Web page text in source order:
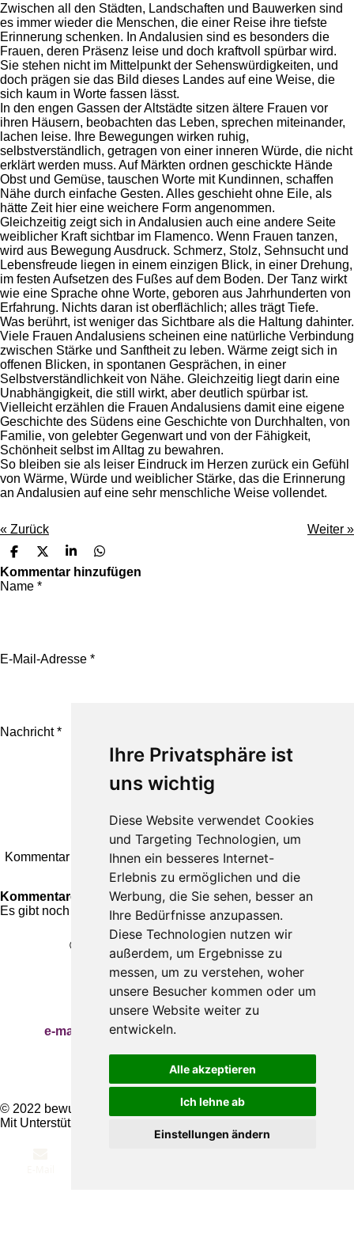
Ihre Privatsphäre ist
uns wichtig
Diese Website verwendet Cookies
und Targeting Technologien, um
Ihnen ein besseres Internet-
Erlebnis zu ermöglichen und die
Werbung, die Sie sehen, besser an
Ihre Bedürfnisse anzupassen.
Diese Technologien nutzen wir
außerdem, um Ergebnisse zu
messen, um zu verstehen, woher
unsere Besucher kommen oder um
unsere Website weiter zu
entwickeln.
Alle akzeptieren
Ich lehne ab
Einstellungen ändern
Zwischen all den Städten, Landschaften und Bauwerken sind
es immer wieder die Menschen, die einer Reise ihre tiefste
Erinnerung schenken. In Andalusien sind es besonders die
Frauen, deren Präsenz leise und doch kraftvoll spürbar wird.
Sie stehen nicht im Mittelpunkt der Sehenswürdigkeiten, und
doch prägen sie das Bild dieses Landes auf eine Weise, die
sich kaum in Worte fassen lässt.
In den engen Gassen der Altstädte sitzen ältere Frauen vor
ihren Häusern, beobachten das Leben, sprechen miteinander,
lachen leise. Ihre Bewegungen wirken ruhig,
selbstverständlich, getragen von einer inneren Würde, die nicht
erklärt werden muss. Auf Märkten ordnen geschickte Hände
Obst und Gemüse, tauschen Worte mit Kundinnen, schaffen
Nähe durch einfache Gesten. Alles geschieht ohne Eile, als
hätte Zeit hier eine weichere Form angenommen.
Gleichzeitig zeigt sich in Andalusien auch eine andere Seite
weiblicher Kraft sichtbar im Flamenco. Wenn Frauen tanzen,
wird aus Bewegung Ausdruck. Schmerz, Stolz, Sehnsucht und
Lebensfreude liegen in einem einzigen Blick, in einer Drehung,
im festen Aufsetzen des Fußes auf dem Boden. Der Tanz wirkt
wie eine Sprache ohne Worte, geboren aus Jahrhunderten von
Erfahrung. Nichts daran ist oberflächlich; alles trägt Tiefe.
Was berührt, ist weniger das Sichtbare als die Haltung dahinter.
Viele Frauen Andalusiens scheinen eine natürliche Verbindung
zwischen Stärke und Sanftheit zu leben. Wärme zeigt sich in
offenen Blicken, in spontanen Gesprächen, in einer
Selbstverständlichkeit von Nähe. Gleichzeitig liegt darin eine
Unabhängigkeit, die still wirkt, aber deutlich spürbar ist.
Vielleicht erzählen die Frauen Andalusiens damit eine eigene
Geschichte des Südens eine Geschichte von Durchhalten, von
Familie, von gelebter Gegenwart und von der Fähigkeit,
Schönheit selbst im Alltag zu bewahren.
So bleiben sie als leiser Eindruck im Herzen zurück ein Gefühl
von Wärme, Würde und weiblicher Stärke, das die Erinnerung
an Andalusien auf eine sehr menschliche Weise vollendet.
« Zurück Weiter »
T
e
i
l
T
e
i
T
e
T
e
Kommentar hinzufügen
Name *
E-Mail-Adresse *
Nachricht *
Kommentar absenden
Kommentare
Es gibt noch keine Kommentare.
© Gabriele Baum - Bewusstes Glück
Kontakt
Impressum
Datenschutz
Gabriele Baum
Wilhelmstraße 34, 56112 Lahnstein
Handy:+49 157 8450 2773
e-mail:
hypnosecoaching.baum@gmail.com
Newsletter abbestellen
© 2022 bewusstesglueck.com
Mit Unterstützung von